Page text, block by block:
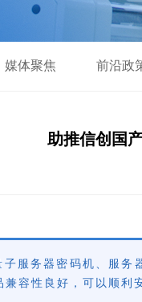
媒体聚焦 前沿政
助推信创国
服务器密码机、服
容性良好，可以顺